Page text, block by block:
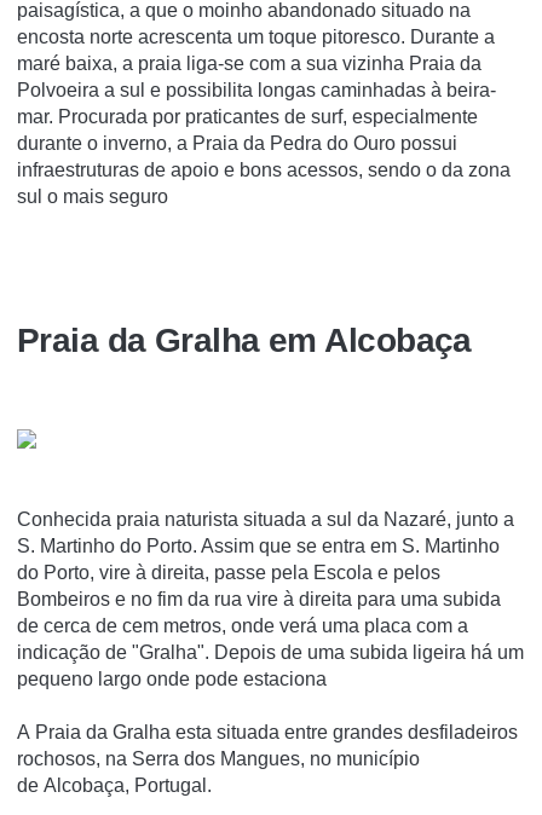
paisagística, a que o moinho abandonado situado na
encosta norte acrescenta um toque pitoresco. Durante a
maré baixa, a praia liga-se com a sua vizinha Praia da
Polvoeira a sul e possibilita longas caminhadas à beira-
mar. Procurada por praticantes de surf, especialmente
durante o inverno, a Praia da Pedra do Ouro possui
infraestruturas de apoio e bons acessos, sendo o da zona
sul o mais seguro
Praia da Gralha em Alcobaça
Conhecida praia naturista situada a sul da Nazaré, junto a
S. Martinho do Porto. Assim que se entra em S. Martinho
do Porto, vire à direita, passe pela Escola e pelos
Bombeiros e no fim da rua vire à direita para uma subida
de cerca de cem metros, onde verá uma placa com a
indicação de "Gralha". Depois de uma subida ligeira há um
pequeno largo onde pode estaciona
A Praia da Gralha esta situada entre grandes desfiladeiros
rochosos, na Serra dos Mangues, no município
de Alcobaça, Portugal.